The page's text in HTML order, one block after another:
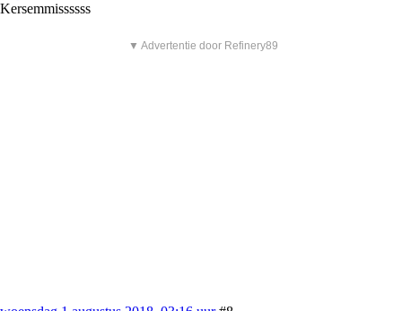
Kersemmissssss
▼ Advertentie door Refinery89